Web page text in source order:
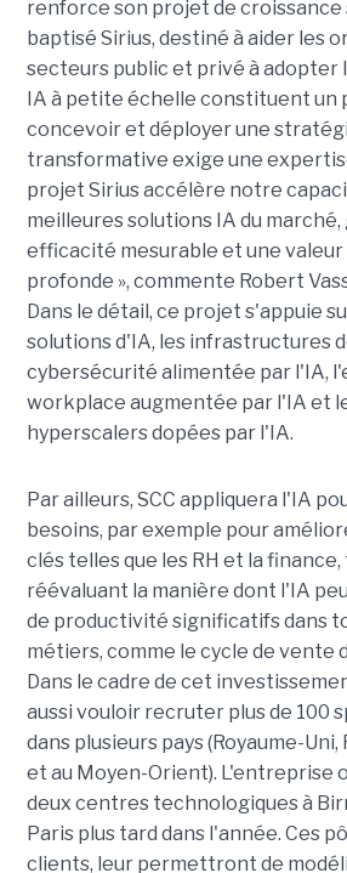
renforce son projet de croissance
baptisé Sirius, destiné à aider les
secteurs public et privé à adopter
IA à petite échelle constituent un
concevoir et déployer une
transformative exige une
projet Sirius accélère notre
meilleures solutions IA du
efficacité mesurable et une valeur
profonde », commente Robert
Dans le détail, ce projet s'appuie
solutions d'IA, les infrastructures
cybersécurité alimentée par l'IA,
workplace augmentée par l'IA et
hyperscalers dopées par l'IA.
Par ailleurs, SCC appliquera l'IA
besoins, par exemple pour
clés telles que les RH et la
réévaluant la manière dont l'IA
de productivité significatifs dans
métiers, comme le cycle de vente
Dans le cadre de cet
aussi vouloir recruter plus de 100
dans plusieurs pays (Royaume-Uni,
et au Moyen-Orient). L'entreprise
deux centres technologiques à
Paris plus tard dans l'année. Ces
clients, leur permettront de